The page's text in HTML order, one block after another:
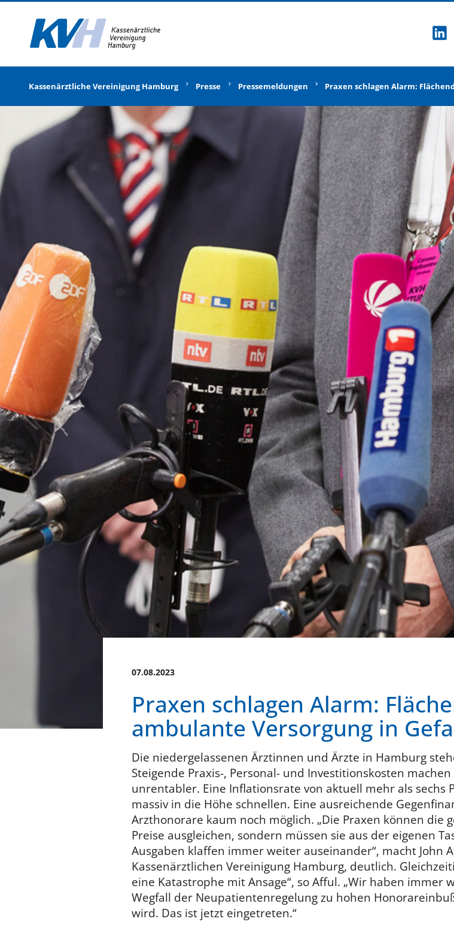
Kassenärztliche Vereinigung Hamburg Presse Pressemeldungen Praxen schlagen Alarm:
07.08.2023
Praxen schlagen Alarm:
ambulante Versorgung in
Die niedergelassenen Ärztinnen und Ärzte in Hamburg
Steigende Praxis-, Personal- und Investitionskosten
unrentabler. Eine Inflationsrate von aktuell mehr als sechs
massiv in die Höhe schnellen. Eine ausreichende
Arzthonorare kaum noch möglich. „Die Praxen können die
Preise ausgleichen, sondern müssen sie aus der eigenen
Ausgaben klaffen immer weiter auseinander“, macht John
Kassenärztlichen Vereinigung Hamburg, deutlich.
eine Katastrophe mit Ansage“, so Afful. „Wir haben immer
Wegfall der Neupatientenregelung zu hohen
wird. Das ist jetzt eingetreten.“